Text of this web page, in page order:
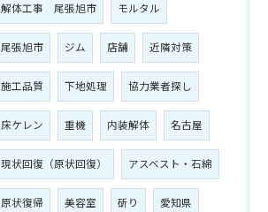
解体工事 尾張旭市 モルタル
尾張旭市 ジム 店舗 近隣対策
施工品質 下地処理 協力業者探し
床ケレン 重機 内装解体 名古屋
現状回復（原状回復） アスベスト・石綿
原状復帰 美容室 斫り 愛知県